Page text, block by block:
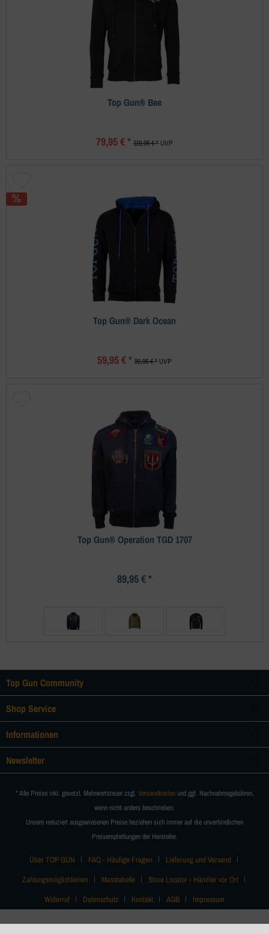
Top Gun® Bee
79,95 € * 119,95 € * UVP
Top Gun® Dark Ocean
59,95 € * 99,95 € * UVP
Top Gun® Operation TGD 1707
89,95 € *
Top Gun Community
Shop Service
Informationen
Newsletter
* Alle Preise inkl. gesetzl. Mehrwertsteuer zzgl. Versandkostenund ggf. Nachnahmegebühren,
wenn nicht anders beschrieben.
Unsere reduziert ausgewiesenen Preise beziehen sich immer auf die unverbindlichen
Preisempfehlungen der Hersteller.
Über TOP GUN FAQ - Häufige Fragen
Lieferung und Versand
Zahlungsmöglichkeiten
Masstabelle
Store Locator - Händler vor Ort
Widerruf
Datenschutz Kontakt AGB Impressum